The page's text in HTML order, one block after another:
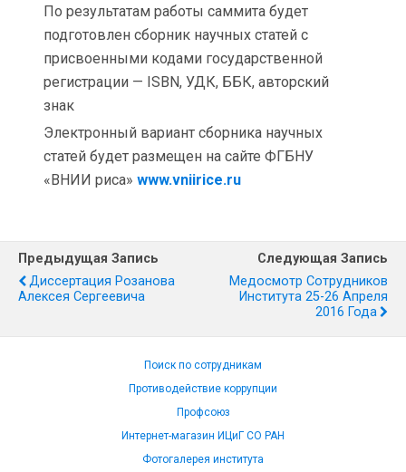
По результатам работы саммита будет
подготовлен сборник научных статей с
присвоенными кодами государственной
регистрации — ISBN, УДК, ББК, авторский
знак
Электронный вариант сборника научных
статей будет размещен на сайте ФГБНУ
«ВНИИ риса»www.vniirice.ru
Предыдущая Запись
Диссертация Розанова
Алексея Сергеевича
Следующая Запись
Медосмотр Сотрудников
Института 25-26 Апреля
2016 Года
Поиск по сотрудникам
Противодействие коррупции
Профсоюз
Интернет-магазин ИЦиГ СО РАН
Фотогалерея института